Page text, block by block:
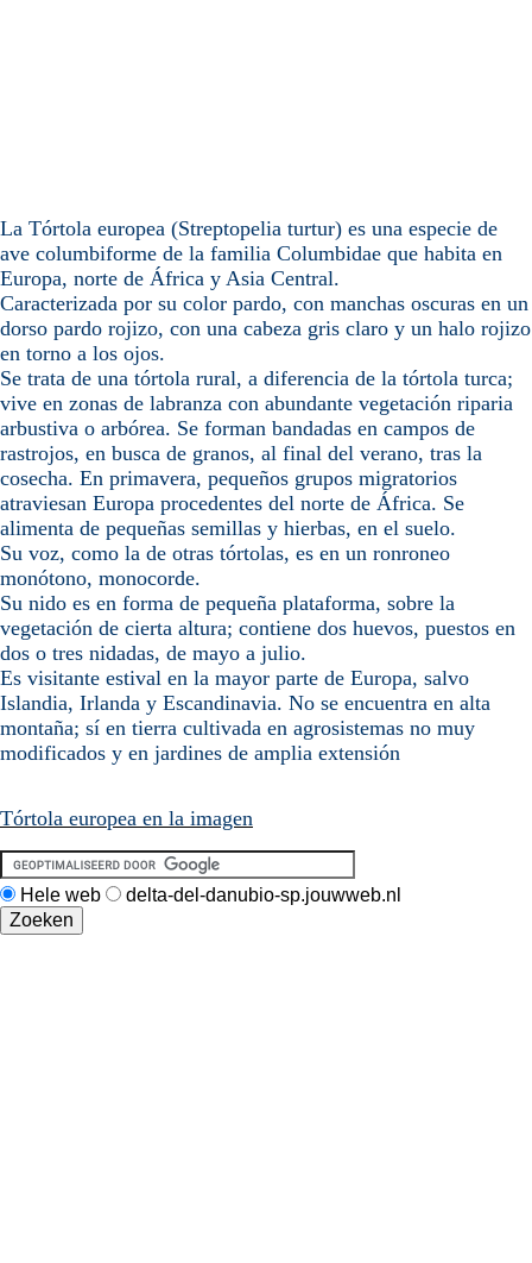
La Tórtola europea (Streptopelia turtur) es una especie de
ave columbiforme de la familia Columbidae que habita en
Europa, norte de África y Asia Central.
Caracterizada por su color pardo, con manchas oscuras en un
dorso pardo rojizo, con una cabeza gris claro y un halo rojizo
en torno a los ojos.
Se trata de una tórtola rural, a diferencia de la tórtola turca;
vive en zonas de labranza con abundante vegetación riparia
arbustiva o arbórea. Se forman bandadas en campos de
rastrojos, en busca de granos, al final del verano, tras la
cosecha. En primavera, pequeños grupos migratorios
atraviesan Europa procedentes del norte de África. Se
alimenta de pequeñas semillas y hierbas, en el suelo.
Su voz, como la de otras tórtolas, es en un ronroneo
monótono, monocorde.
Su nido es en forma de pequeña plataforma, sobre la
vegetación de cierta altura; contiene dos huevos, puestos en
dos o tres nidadas, de mayo a julio.
Es visitante estival en la mayor parte de Europa, salvo
Islandia, Irlanda y Escandinavia. No se encuentra en alta
montaña; sí en tierra cultivada en agrosistemas no muy
modificados y en jardines de amplia extensión
Tórtola europea en la imagen
Hele web delta-del-danubio-sp.jouwweb.nl